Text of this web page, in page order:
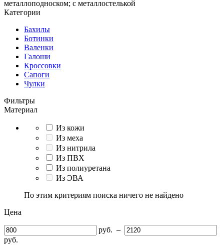
металлоподноском; с металлостелькой
Категории
Бахилы
Ботинки
Валенки
Галоши
Кроссовки
Сапоги
Чулки
Фильтры
Материал
Из кожи
Из меха
Из нитрила
Из ПВХ
Из полиуретана
Из ЭВА
По этим критериям поиска ничего не найдено
Цена
руб. –
руб.